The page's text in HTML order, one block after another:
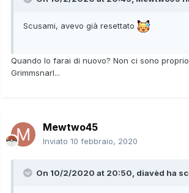
Scusami, avevo già resettato
Quando lo farai di nuovo? Non ci sono
Grimmsnarl...
Mewtwo45
Inviato 10 febbraio, 2020
On 10/2/2020 at 20:50, diavèd ha